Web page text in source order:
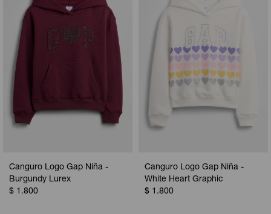
Canguro Logo Gap Niña -
Burgundy Lurex
$ 1.800
Canguro Logo Gap Niña -
White Heart Graphic
$ 1.800